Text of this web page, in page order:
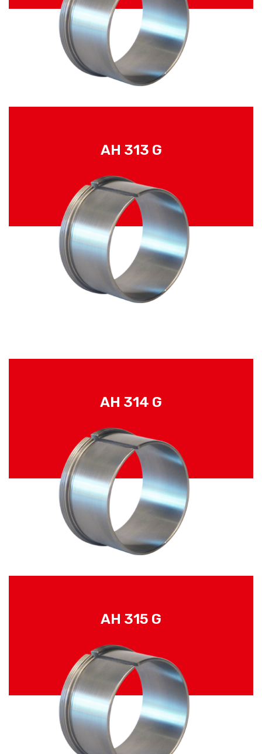
AH 313 G
AH 314 G
AH 315 G